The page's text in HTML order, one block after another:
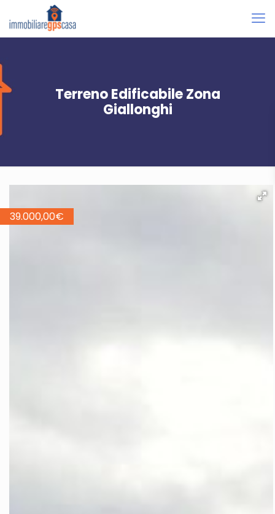
Terreno Edificabile Zona
Giallonghi
39.000,00€